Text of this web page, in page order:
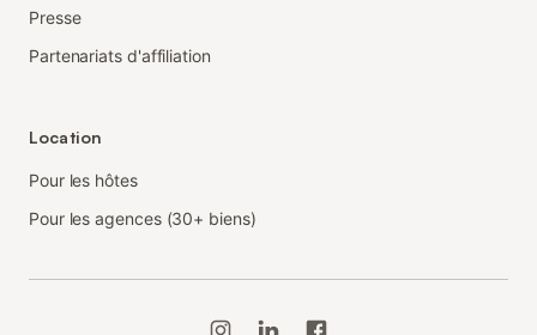
Presse
Partenariats d'affiliation
Location
Pour les hôtes
Pour les agences (30+ biens)